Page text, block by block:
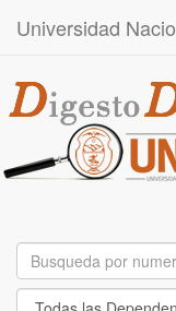
Universidad